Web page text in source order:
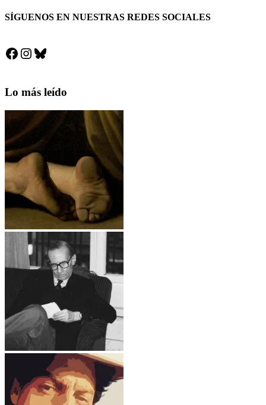
SÍGUENOS EN NUESTRAS REDES SOCIALES
Facebook
Instagram
Bluesky
Lo más leído